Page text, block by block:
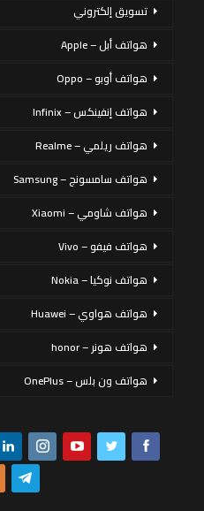
تسويق إلكتروني
هواتف أبل – Apple
هواتف أوبو – Oppo
هواتف إنفينكس – Infinix
هواتف ريلمي – Realme
هواتف سامسونج – Samsung
هواتف شاومي – Xiaomi
هواتف فيفو – Vivo
هواتف نوكيا – Nokia
هواتف هواوي – Huawei
هواتف هونر – honor
هواتف ون بلس – OnePlus